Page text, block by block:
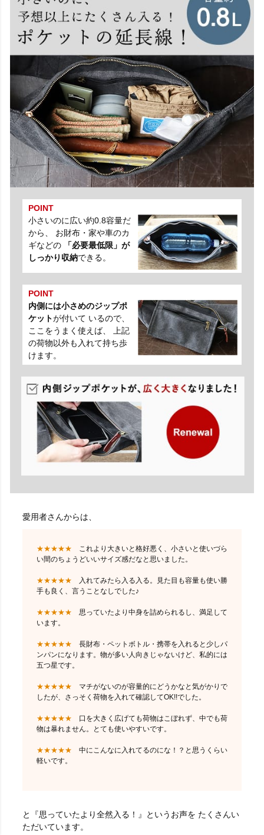
POINT
小さいのに広い約0.8容量だ
から、 お財布・家や車のカ
ギなどの
「必要最低限」が
しっかり収納できる。
POINT
内側には小さめのジップポ
ケットが付いて いるので、
ここをうまく使えば、 上記
の荷物以外も入れて持ち歩
けます。
愛用者さんからは、
★★★★★ これより大きいと格好悪く、小さいと使いづら
い間のちょうどいいサイズ感だなと思いました。
★★★★★ 入れてみたら入る入る。見た目も容量も使い勝
手も良く、言うことなしでした♪
★★★★★ 思っていたより中身を詰められるし、満足して
います。
★★★★★ 長財布・ペットボトル・携帯を入れると少しパ
ンパンになります。物が多い人向きじゃないけど、私的には
五つ星です。
★★★★★ マチがないのが容量的にどうかなと気がかりで
したが、さっそく荷物を入れて確認してOK!!でした。
★★★★★ 口を大きく広げても荷物はこぼれず、中でも荷
物は暴れません。とても使いやすいです。
★★★★★ 中にこんなに入れてるのにな！？と思うくらい
軽いです。
と『思っていたより全然入る！』というお声を たくさんい
ただいています。